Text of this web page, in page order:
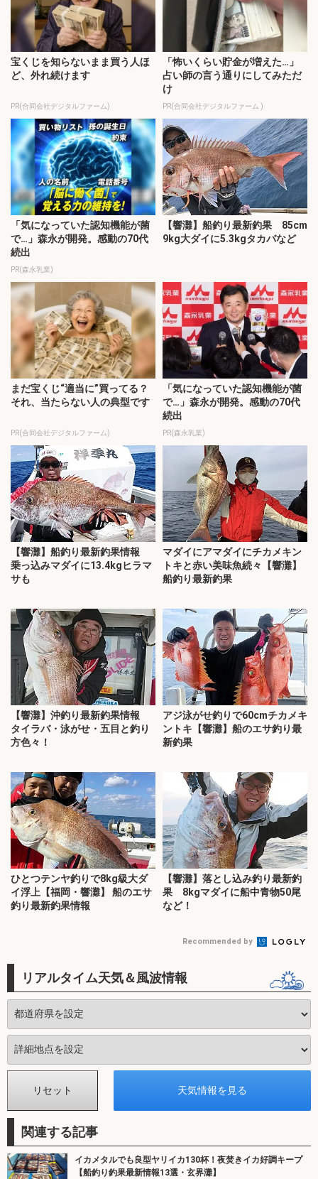
宝くじを知らないまま買う人ほ
ど、外れ続けます
PR(合同会社デジタルファーム)
「怖いくらい貯金が増えた…」
占い師の言う通りにしてみただ
け
PR(合同会社デジタルファーム )
「気になっていた認知機能が菌
で…」森永が開発。感動の70代
続出
PR(森永乳業)
【響灘】船釣り最新釣果 85cm
9kg大ダイに5.3kgタカバなど
まだ宝くじ“適当に”買ってる？
それ、当たらない人の典型です
PR(合同会社デジタルファーム)
「気になっていた認知機能が菌
で…」森永が開発。感動の70代
続出
PR(森永乳業)
【響灘】船釣り最新釣果情報
乗っ込みマダイに13.4kgヒラマ
サも
マダイにアマダイにチカメキン
トキと赤い美味魚続々【響灘】
船釣り最新釣果
【響灘】沖釣り最新釣果情報
タイラバ・泳がせ・五目と釣り
方色々！
アジ泳がせ釣りで60cmチカメキ
ントキ【響灘】船のエサ釣り最
新釣果
ひとつテンヤ釣りで8kg級大ダ
イ浮上【福岡・響灘】 船のエサ
釣り最新釣果情報
【響灘】落とし込み釣り最新釣
果 8kgマダイに船中青物50尾
など！
Recommended by
リアルタイム天気＆風波情報
関連する記事
イカメタルでも良型ヤリイカ130杯！夜焚きイカ好調キープ
【船釣り釣果最新情報13選・玄界灘】